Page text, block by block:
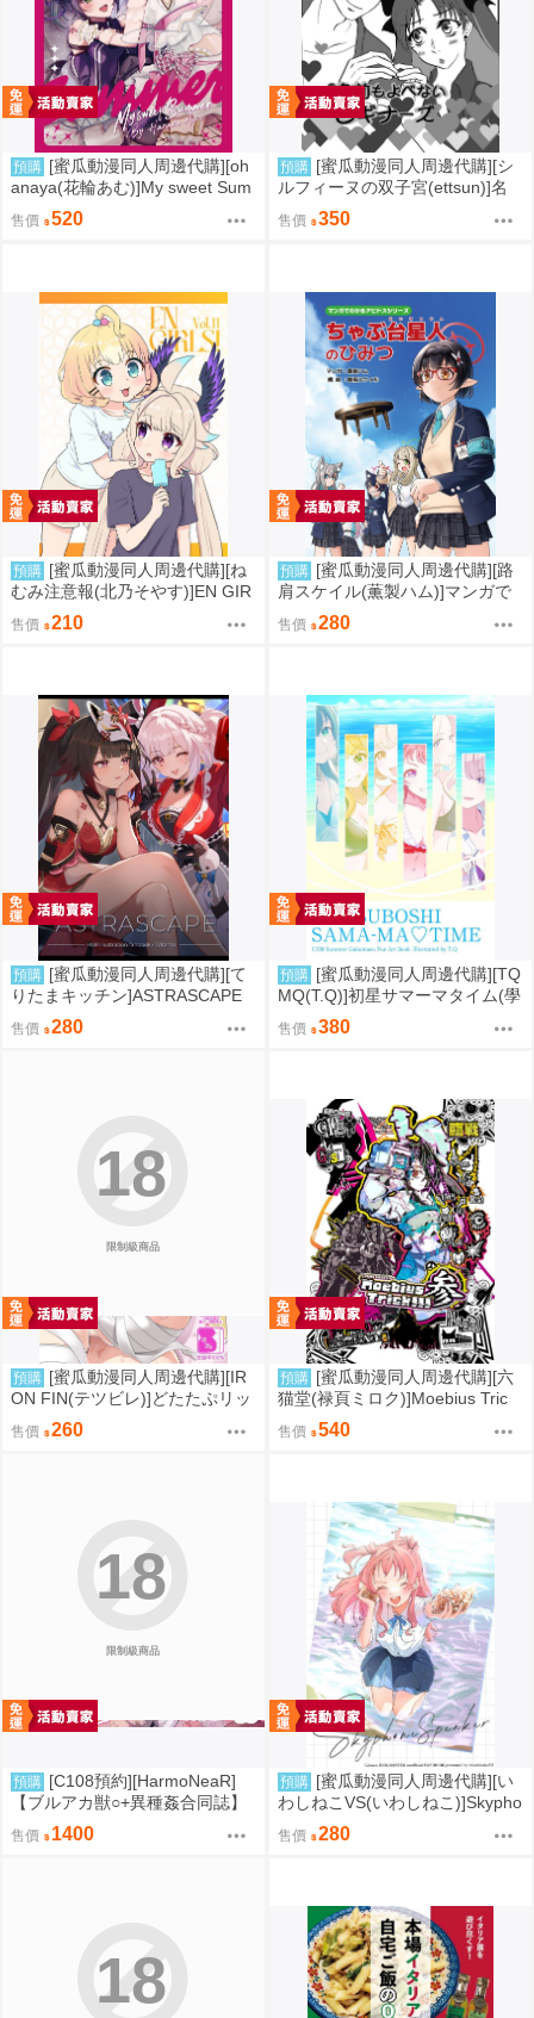
預購 [蜜瓜動漫同人周邊代購][oh
anaya(花輪あむ)]My sweet Sum
mer【特典付】(LoveLive虹ヶ咲
学園スクールアイドル同好会)(同
售價 520
預購 [蜜瓜動漫同人周邊代購][シ
ルフィーヌの双子宮(ettsun)]名
前もよべないビギナーズ【特典
付】(FGO/stay night)(同人誌)
售價 350
預購 [蜜瓜動漫同人周邊代購][ね
むみ注意報(北乃そやす)]EN GIR
LS! Vol.11(彩虹社)(同人誌)
售價 210
預購 [蜜瓜動漫同人周邊代購][路
肩スケイル(薫製ハム)]マンガで
わかるアビドスシリーズ ちゃ
ぶ台星人のひみつ(蔚藍檔案)(同
售價 280
預購 [蜜瓜動漫同人周邊代購][て
りたまキッチン]ASTRASCAPE
(崩壞：星穹鐵道)(同人誌)
售價 280
預購 [蜜瓜動漫同人周邊代購][TQ
MQ(T.Q)]初星サマーマタイム(學
園偶像大師)(同人誌)
售價 380
限制級商品
18
預購 [蜜瓜動漫同人周邊代購][IR
ON FIN(テツビレ)]どたたぷリッ
プ(FGO)(同人誌)
售價 260
預購 [蜜瓜動漫同人周邊代購][六
猫堂(禄頁ミロク)]Moebius Tric
k!!! 参(FGO)(同人誌)
售價 540
限制級商品
18
預購 [C108預約][HarmoNeaR]
【ブルアカ獣○+異種姦合同誌】
Sow do on me! vol.3 蔚藍檔案
同人誌040031332357
售價 1400
預購 [蜜瓜動漫同人周邊代購][い
わしねこVS(いわしねこ)]Skypho
ne Speaker(學園偶像大師)(同人
誌)
售價 280
18